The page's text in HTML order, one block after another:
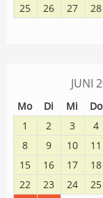
25
26 27 28
JUNI
Mo Di Mi Do
1
2 3 4
8
9 10 11
15
16 17 18
22
23 24 25